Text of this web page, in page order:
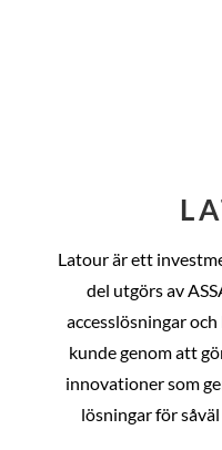
Latour är ett
del utgörs av
accesslösningar
kunde genom att
innovationer som
lösningar för såväl